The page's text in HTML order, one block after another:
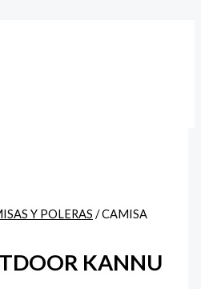
Y POLERAS / CAMISA
KANNU